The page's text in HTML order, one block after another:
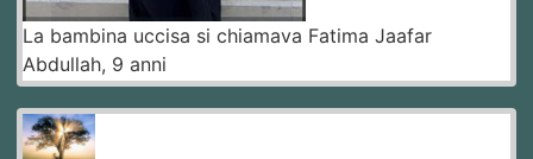
La bambina uccisa si chiamava Fatima Jaafar
Abdullah, 9 anni